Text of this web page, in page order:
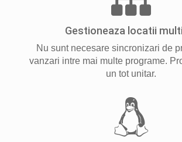
Gestioneaza locatii
Nu sunt necesare sincronizari de
vanzari intre mai multe programe.
un tot unitar.